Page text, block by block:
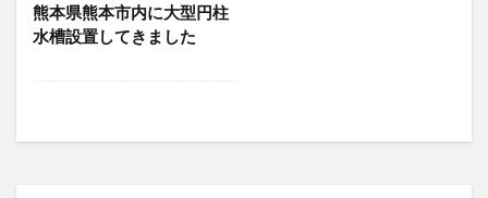
熊本県熊本市内に大型円柱
水槽設置してきました